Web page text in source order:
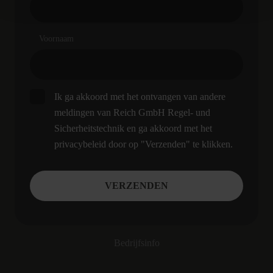
Voornaam
Ik ga akkoord met het ontvangen van andere
meldingen van Reich GmbH Regel- und
Sicherheitstechnik en ga akkoord met het
privacybeleid door op "Verzenden" te klikken.